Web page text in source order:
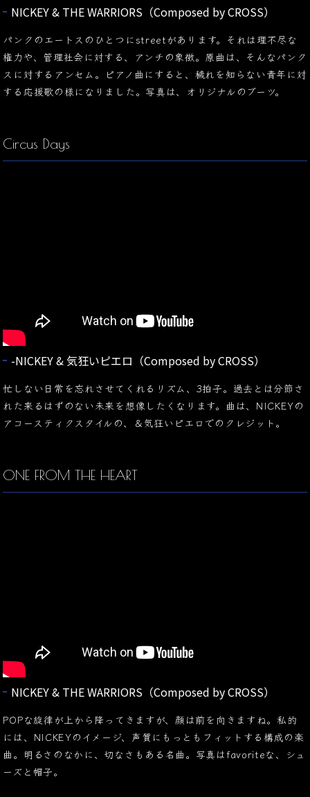
NICKEY & THE WARRIORS（Composed by CROSS）
パンクのエートスのひとつにstreetがあります。それは理不尽な
権力や、管理社会に対する、アンチの象徴。原曲は、そんなパンク
スに対するアンセム。ピアノ曲にすると、穢れを知らない青年に対
する応援歌の様になりました。写真は、オリジナルのブーツ。
Circus Days
-NICKEY & 気狂いピエロ（Composed by CROSS）
忙しない日常を忘れさせてくれるリズム、3拍子。過去とは分節さ
れた来るはずのない未来を想像したくなります。曲は、NICKEYの
アコースティクスタイルの、＆気狂いピエロでのクレジット。
ONE FROM THE HEART
NICKEY & THE WARRIORS（Composed by CROSS）
POPな旋律が上から降ってきますが、顔は前を向きますね。私的
には、NICKEYのイメージ、声質にもっともフィットする構成の楽
曲。明るさのなかに、切なさもある名曲。写真はfavoriteな、シュ
ーズと帽子。